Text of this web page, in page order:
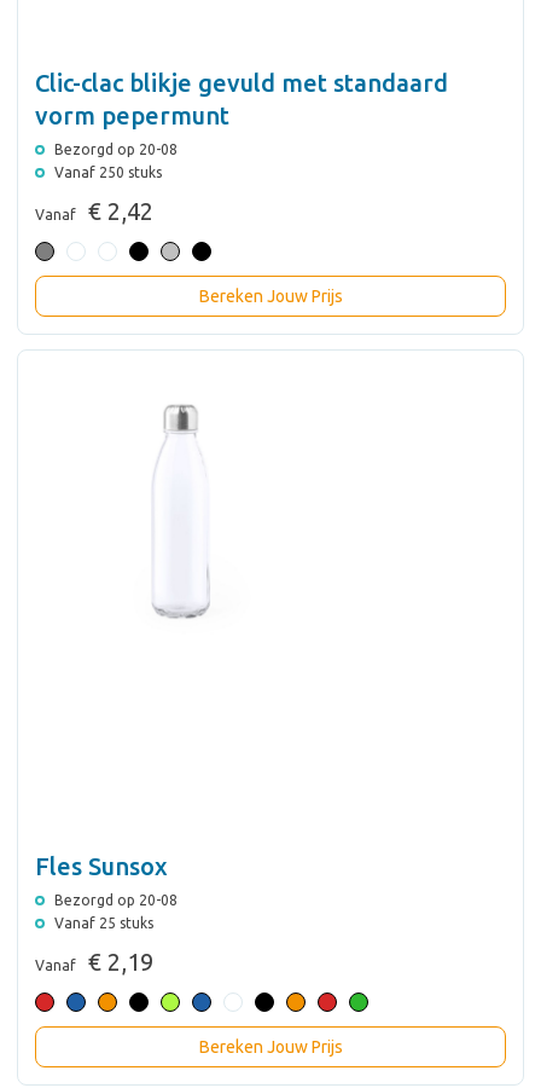
Clic-clac blikje gevuld met standaard
vorm pepermunt
Bezorgd op 20-08
Vanaf 250 stuks
Vanaf € 2,42
Bereken Jouw Prijs
Fles Sunsox
Bezorgd op 20-08
Vanaf 25 stuks
Vanaf € 2,19
Bereken Jouw Prijs